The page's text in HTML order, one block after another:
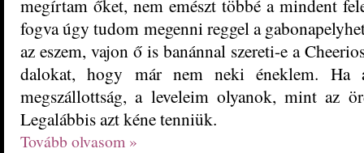
megírtam őket, nem emészt többé a mindent
fogva úgy tudom megenni reggel a
az eszem, vajon ő is banánnal szereti-e a
dalokat, hogy már nem neki éneklem. Ha
megszállottság, a leveleim olyanok, mint az
Legalábbis azt kéne tenniük.
Tovább olvasom »